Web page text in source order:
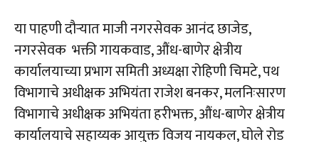
या पाहणी दौऱ्यात माजी नगरसेवक आनंद छाजेड,
नगरसेवक भक्ती गायकवाड, औंध-बाणेर क्षेत्रीय
कार्यालयाच्या प्रभाग समिती अध्यक्षा रोहिणी चिमटे, पथ
विभागाचे अधीक्षक अभियंता राजेश बनकर, मलनिःसारण
विभागाचे अधीक्षक अभियंता हरीभक्त, औंध-बाणेर क्षेत्रीय
कार्यालयाचे सहाय्यक आयुक्त विजय नायकल, घोले रोड